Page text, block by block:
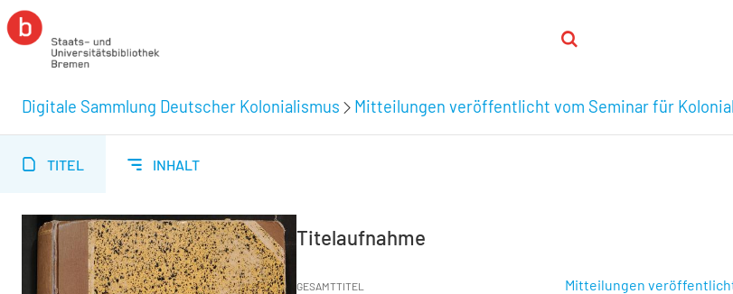
Digitale Sammlung Deutscher Kolonialismus Mitteilungen veröffentlicht vom Seminar für
TITEL INHALT
Titelaufnahme
GESAMTTITEL Mitteilungen